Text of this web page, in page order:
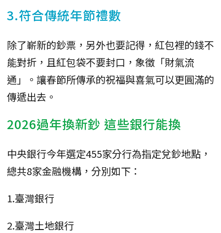
3.符合傳統年節禮數
除了嶄新的鈔票，另外也要記得，紅包裡的錢不
能對折，且紅包袋不要封口，象徵「財氣流
通」。讓春節所傳承的祝福與喜氣可以更圓滿的
傳遞出去。
2026過年換新鈔 這些銀行能換
中央銀行今年選定455家分行為指定兌鈔地點，
總共8家金融機構，分別如下：
1.臺灣銀行
2.臺灣土地銀行